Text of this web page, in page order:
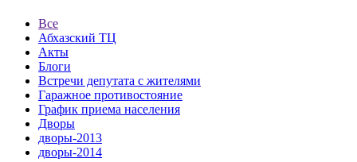
Все
Абхазский ТЦ
Акты
Блоги
Встречи депутата с жителями
Гаражное противостояние
График приема населения
Дворы
дворы-2013
дворы-2014